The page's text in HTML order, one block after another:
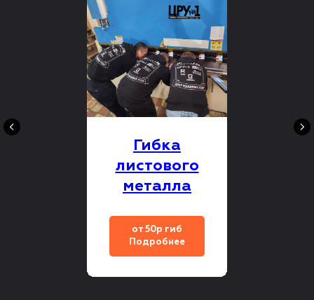
Гибка
листового
металла
от 50р гиб
Подробнее